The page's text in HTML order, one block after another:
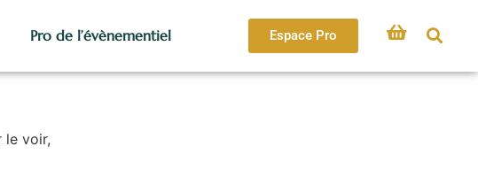
Pro de l’évènementiel Espace Pro
le voir,